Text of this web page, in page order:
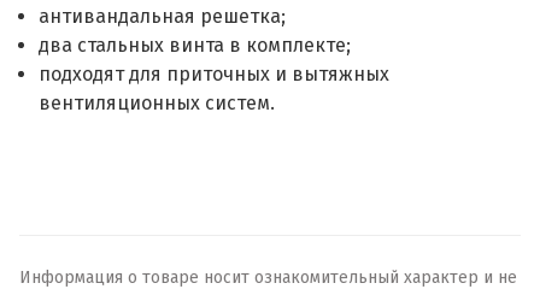
антивандальная решетка;
два стальных винта в комплекте;
подходят для приточных и вытяжных
вентиляционных систем.
Информация о товаре носит ознакомительный характер и не